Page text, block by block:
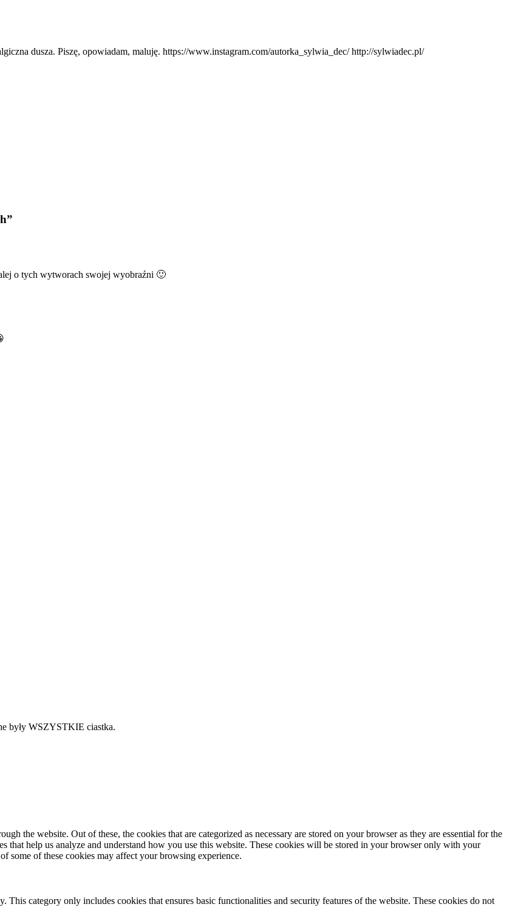
dusza. Piszę, opowiadam, maluję. https://www.instagram.com/autorka_sylwia_dec/ http://sylwiadec.pl/
o tych wytworach swojej wyobraźni 🙂
były WSZYSTKIE ciastka.
the website. Out of these, the cookies that are categorized as necessary are stored on your browser as they are essential for the
that help us analyze and understand how you use this website. These cookies will be stored in your browser only with your
some of these cookies may affect your browsing experience.
This category only includes cookies that ensures basic functionalities and security features of the website. These cookies do not